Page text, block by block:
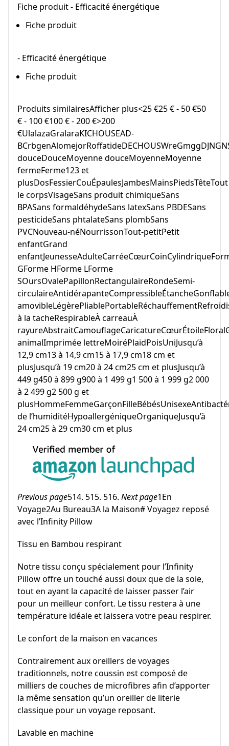
Fiche produit - Efficacité énergétique
Fiche produit
- Efficacité énergétique
Fiche produit
Produits similairesAfficher plus<25 €25 € - 50 €50
€ - 100 €100 € - 200 €>200
€UlalazaGralaraKICHOUSEAD-
douceDouceMoyenne douceMoyenneMoyenne
fermeFerme123 et
plusDosFessierCouÉpaulesJambesMainsPiedsTêteTout
le corpsVisageSans produit chimiqueSans
BPASans formaldéhydeSans latexSans PBDESans
pesticideSans phtalateSans plombSans
PVCNouveau-néNourrissonTout-petitPetit
enfantGrand
GForme HForme LForme
SOursOvalePapillonRectangulaireRondeSemi-
à la tacheRespirableÀ carreauÀ
animalImprimée lettreMoiréPlaidPoisUniJusqu’à
12,9 cm13 à 14,9 cm15 à 17,9 cm18 cm et
plusJusqu’à 19 cm20 à 24 cm25 cm et plusJusqu’à
449 g450 à 899 g900 à 1 499 g1 500 à 1 999 g2 000
à 2 499 g2 500 g et
de l’humiditéHypoallergéniqueOrganiqueJusqu’à
24 cm25 à 29 cm30 cm et plus
Previous page514. 515. 516. Next page1En
Voyage2Au Bureau3A la Maison# Voyagez reposé
avec l’Infinity Pillow
Tissu en Bambou respirant
Notre tissu conçu spécialement pour l’Infinity
Pillow offre un touché aussi doux que de la soie,
tout en ayant la capacité de laisser passer l’air
pour un meilleur confort. Le tissu restera à une
température idéale et laissera votre peau respirer.
Le confort de la maison en vacances
Contrairement aux oreillers de voyages
traditionnels, notre coussin est composé de
milliers de couches de microfibres afin d’apporter
la même sensation qu’un oreiller de literie
classique pour un voyage reposant.
Lavable en machine